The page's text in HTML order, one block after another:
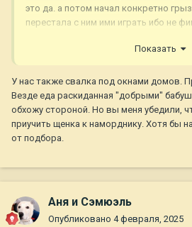
это да. а потом начал конкретно
перестала с ним ими играть ибо не
(одна прям пока не разгрызет у нее
первая и я паникер, но как то
бутылку могу дать а конкретно
так лучше пулер с собой взять или
ними играть, на худой конец можно
вместо мячика покидать. по части
у него тоже тормоза отключались и
слышал, потому и в наморднике
Показать
У нас также свалка под окнами домов.
Везде еда раскиданная "добрыми"
обхожу стороной. Но вы меня убедили,
приучить щенка к наморднику. Хотя бы
от подбора.
Аня и Сэмюэль
Опубликовано 4 февраля, 2025